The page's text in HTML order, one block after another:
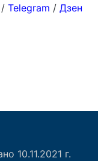
10.11.2021 г.